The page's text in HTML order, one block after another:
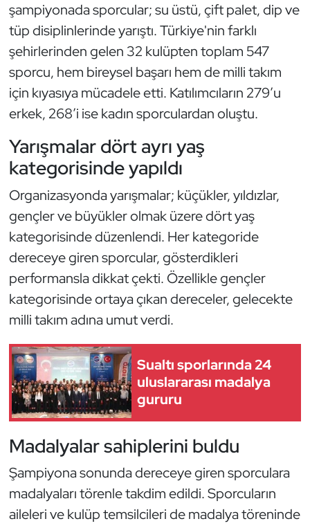
şampiyonada sporcular; su üstü, çift palet, dip ve
tüp disiplinlerinde yarıştı. Türkiye'nin farklı
şehirlerinden gelen 32 kulüpten toplam 547
sporcu, hem bireysel başarı hem de milli takım
için kıyasıya mücadele etti. Katılımcıların 279’u
erkek, 268’i ise kadın sporculardan oluştu.
Yarışmalar dört ayrı yaş
kategorisinde yapıldı
Organizasyonda yarışmalar; küçükler, yıldızlar,
gençler ve büyükler olmak üzere dört yaş
kategorisinde düzenlendi. Her kategoride
dereceye giren sporcular, gösterdikleri
performansla dikkat çekti. Özellikle gençler
kategorisinde ortaya çıkan dereceler, gelecekte
milli takım adına umut verdi.
Sualtı sporlarında 24
uluslararası madalya
gururu
Madalyalar sahiplerini buldu
Şampiyona sonunda dereceye giren sporculara
madalyaları törenle takdim edildi. Sporcuların
aileleri ve kulüp temsilcileri de madalya töreninde
Hentbol
İşitme Engelli Sporcular
Judo ve Kuraş
Kano ve Rafting
Karate
Kayak
Kempo
Kick Boks
Kürek
Modern Pentatlon
Motor Sporları
Muay Thai
Okçuluk
Optimist